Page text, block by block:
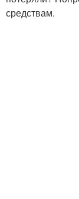
средствам.